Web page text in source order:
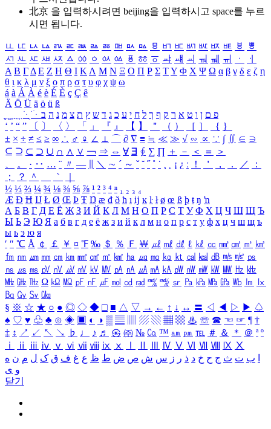
北京 을 입력하시려면 beijing을 입력하시고 space를 누르
시면 됩니다.
ㅥ ㅦ ㅧ ㅨ ㅩ ㅪ ㅫ ㅬ ㅭ ㅮ ㅯ ㅰ ㅱ ㅲ ㅳ ㅴ ㅵ ㅶ ㅷ ㅸ
ㅹ
ㅺ ㅻ ㅼ ㅽ ㅾ ㅿ ㆀ ㆁ ㆂ ㆃ ㆄ ㆅ ㆆ ㆇ ㆈ ㆉ ㆊ ㆋ ㆌ ㆍ
ㆎ
Α Β ΓΔ Ε Ζ Η Θ Ι ΚΛ Μ Ν Ξ Ο Π Ρ Σ ΤΥ Φ Χ Ψ Ω α β γ δ ε ζ η
θ ι κ λ μ ν ξ ο π ρ σ τ υ φ χ ψ ω
á à Á À é è É È ç Ç ê
Ä Ö Ü ä ö ü ß
ִֶֹ ֻּ ׁׂ פ ם ן ו ט א ר ק ף ך ל ח י ע כ ג ד ש ץ ת צ מ נ ה ב
‘ ’ “ ” 〔 〕 〈 〉 「 」 『 』 【 】 ＂ （ ） ［ ］ ｛ ｝
± × ÷ ≠ ≤ ≥ ∞ ∴ ♂ ♀ ∠ ⊥ ⌒ ∂ ∇ ≡ ≒ ≪ ≫ √ ∽ ∝ ∵ ∫ ∬ ∈ ∋
⊆ ⊇ ⊂ ⊃ ∪ ∩ ∧ ∨ ￢ ⇒ ⇔ ∀ ∃ ∮ ∑ ∏ ＋ － ＜ ＝
＞
、
。 · ‥ … ¨ 〃 ― ＼ ∼ ´ ～ ˇ ˘ ˝ ˚ ˙ ¸ ¡ ¿ ː ！ ＇ ， ． ／
：
；
？ ＾ ｀
½ ⅓ ⅔ ¼ ¾ ⅛ ⅜ ⅝ ⅞ ¹ ² ³ ⁴ ⁿ ₁ ₂ ₃ ₄
Æ Ð Ħ Ĳ Ł Ø Œ Þ Ŧ Ŋ æ đ ð ħ ı ĳ ĸ ŀ ł ø œ ß þ ŧ ŋ ŉ
А Б В Г Д Е Ё Ж З И Й К Л М Н О П Р С Т У Ф Х Ц Ч Ш Щ Ъ
Ы Ь Э Ю Я а б в г д е ё ж з и й к л м н о п р с т у ф х ц ч ш щ ъ
ы ь э ю я
′ ″ ℃ Å ￠ ￡ ￥ ¤ ℉ ‰ ＄ ％ Ｆ ￦ ㎕ ㎖ ㎗ ℓ ㎘ ㏄ ㎣ ㎤ ㎥ ㎦
㎙ ㎚ ㎛ ㎜ ㎝ ㎞ ㎟ ㎠ ㎡ ㎢ ㏊ ㎍ ㎎ ㎏ ㏏ ㎈ ㎉ ㏈ ㎧ ㎨ ㎰
㎱ ㎲ ㎳ ㎴ ㎵ ㎶ ㎷ ㎸ ㎹ ㎀ ㎁ ㎂ ㎃ ㎄ ㎺ ㎻ ㎽ ㎾ ㎿ ㎐ ㎑
㎒ ㎓ ㎔ Ω ㏀ ㏁ ㎊ ㎋ ㎌ ㏖ ㏅ ㎭ ㎮ ㎯ ㏛ ㎩ ㎪ ㎫ ㎬ ㏝ ㏐
㏓
㏃ ㏉ ㏜ ㏆
§ ※ ☆ ★ ○ ● ◎ ◇ ◆ □ ■ △ ▽ → ← ↑ ↓ ↔ 〓 ◁ ◀ ▷ ▶ ♤
♠ ♡ ♥ ♧ ♣ ⊙ ◈ ▣ ◐ ◑ ▒ ▤ ▨ ▧ ▦ ▩ ♨ ☏ ☎ ☜ ☞ ¶ †
‡ ↕ ↗ ↙ ↖ ↘ ♭ ♩ ♪ ♬ ㉿ ㈜ № ㏇ ™ ㏂ ㏘ ℡ ＃ ＆ ＊ ＠ ª º
ⅰ
ⅱ ⅲ ⅳ ⅴ ⅵ ⅶ ⅷ ⅸ ⅹ Ⅳ Ⅴ Ⅵ Ⅶ Ⅷ Ⅸ Ⅹ
ب ت ث ج ح خ د ذ ر ز س ش ص ض ط ظ ع غ ف ق ک ل م ن ه
و ی
닫기